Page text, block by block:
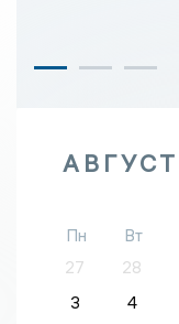
АВГУСТ
Пн Вт
27
28
3
4